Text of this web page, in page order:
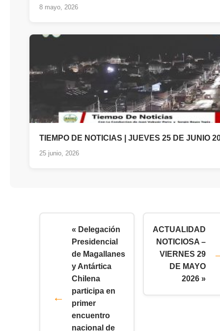
8 mayo, 2026
TIEMPO DE NOTICIAS | JUEVES 25 DE JUNIO
25 junio, 2026
« Delegación
Presidencial
de Magallanes
y Antártica
Chilena
participa en
primer
encuentro
nacional de
ACTUALIDAD
NOTICIOSA –
VIERNES 29
DE MAYO
2026 »